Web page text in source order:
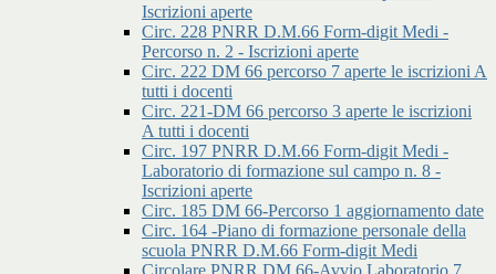
Iscrizioni aperte
Circ. 228 PNRR D.M.66 Form-digit Medi -
Percorso n. 2 - Iscrizioni aperte
Circ. 222 DM 66 percorso 7 aperte le iscrizioni A
tutti i docenti
Circ. 221-DM 66 percorso 3 aperte le iscrizioni
A tutti i docenti
Circ. 197 PNRR D.M.66 Form-digit Medi -
Laboratorio di formazione sul campo n. 8 -
Iscrizioni aperte
Circ. 185 DM 66-Percorso 1 aggiornamento date
Circ. 164 -Piano di formazione personale della
scuola PNRR D.M.66 Form-digit Medi